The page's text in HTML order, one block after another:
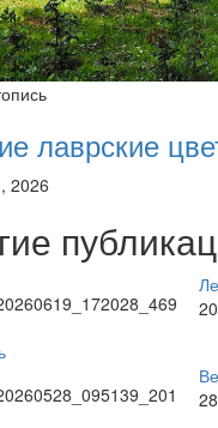
лаврские
2026